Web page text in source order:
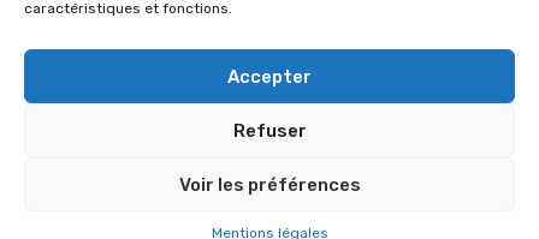
caractéristiques et fonctions.
Accepter
Refuser
Voir les préférences
Mentions légales